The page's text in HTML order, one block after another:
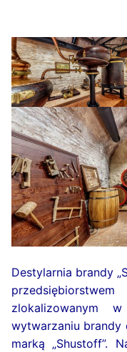
Destylarnia brandy
zlokalizowanym
wytwarzaniu
marką „Shustoff”.